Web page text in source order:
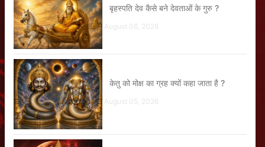
बृहस्पति देव कैसे बने देवताओं के गुरु ?
August 06, 2026
केतु को मोक्ष का ग्रह क्यों कहा जाता है ?
August 05, 2026